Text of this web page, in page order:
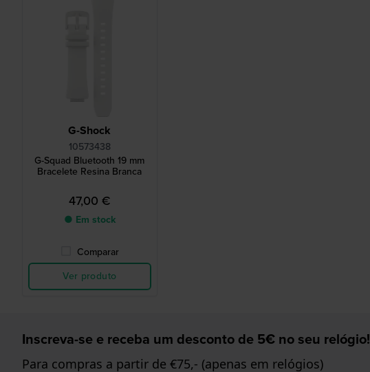
G-Shock
10573438
G-Squad Bluetooth 19 mm
Bracelete Resina Branca
47,00 €
● Em stock
Comparar
Ver produto
Inscreva-se e receba um desconto de 5€ no seu relógio!
Para compras a partir de €75,- (apenas em relógios)